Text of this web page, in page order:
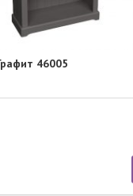
46005